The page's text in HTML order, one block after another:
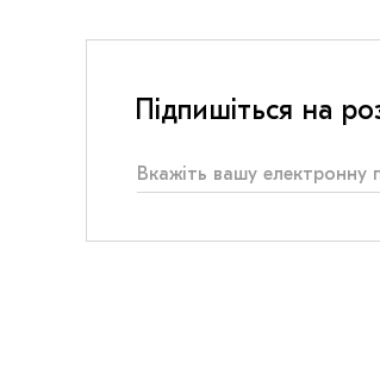
Підпишіться на